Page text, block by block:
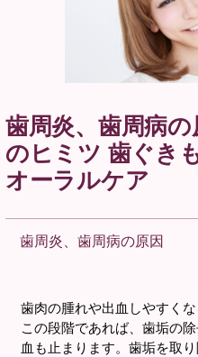
歯周炎、歯周病
のヒミツ 歯ぐき
オーラルケア
歯周炎、歯周病の原因
歯肉の腫れや出血しやすく
この段階であれば、歯垢の
血も止まります。歯垢を取